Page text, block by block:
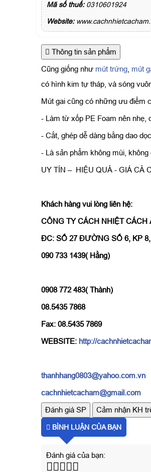
Mã số thuế: 0310601924
Website:
Thông tin sản phẩm
Cũng giống như mút trứng mút
có hình kim tự tháp, và sóng
Mút gai cũng có những ưu điểm
- Làm từ xốp PE Foam nên nhẹ,
- Cắt, ghép dễ dàng bằng dao
- Là sản phẩm không mùi,
UY TÍN – HIỆU QUẢ - GIÁ CẢ
Khách hàng vui lòng liên hệ:
CÔNG TY CÁCH NHIỆT CÁCH
ĐC: SỐ 27 ĐƯỜNG SỐ 6, KP
090 733 1439( Hằng)
0908 772 483( Thành)
08.5435 7868
Fax: 08.5435 7869
WEBSITE: http://
thanhhang0803@yahoo.com.vn
cachnhietcacham@gmail.com
Đánh giá SP
Cảm nhận KH
BÌNH LUẬN CỦA BẠN
Đánh giá của bạn: